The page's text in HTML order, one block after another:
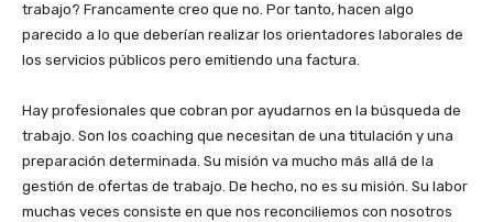
trabajo? Francamente creo que no. Por tanto, hacen algo
parecido a lo que deberían realizar los orientadores laborales de
los servicios públicos pero emitiendo una factura.
Hay profesionales que cobran por ayudarnos en la búsqueda de
trabajo. Son los coaching que necesitan de una titulación y una
preparación determinada. Su misión va mucho más allá de la
gestión de ofertas de trabajo. De hecho, no es su misión. Su labor
muchas veces consiste en que nos reconciliemos con nosotros